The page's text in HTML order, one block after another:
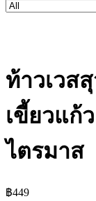
ท้าวเวส
เขี้ยวแก้
ไตรมาส
฿449